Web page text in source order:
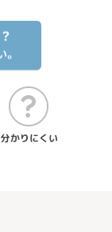
分かりにくい